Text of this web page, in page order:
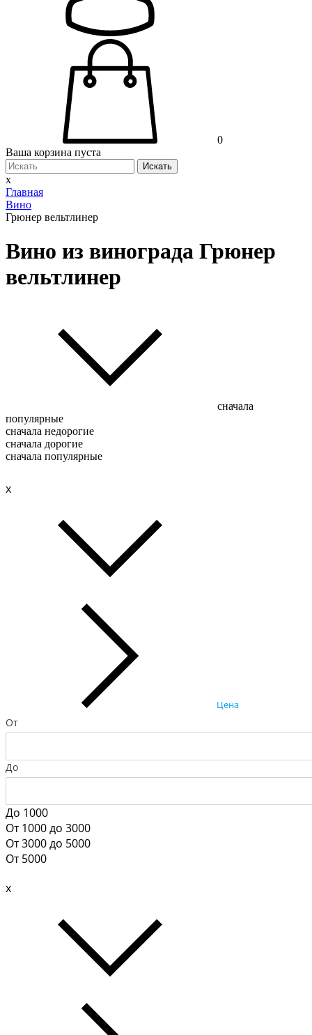
0
Ваша корзина пуста
Искать
x
Главная
Вино
Грюнер вельтлинер
Вино из винограда Грюнер
вельтлинер
сначала
популярные
сначала недорогие
сначала дорогие
сначала популярные
x
Цена
От
До
До 1000
От 1000 до 3000
От 3000 до 5000
От 5000
x